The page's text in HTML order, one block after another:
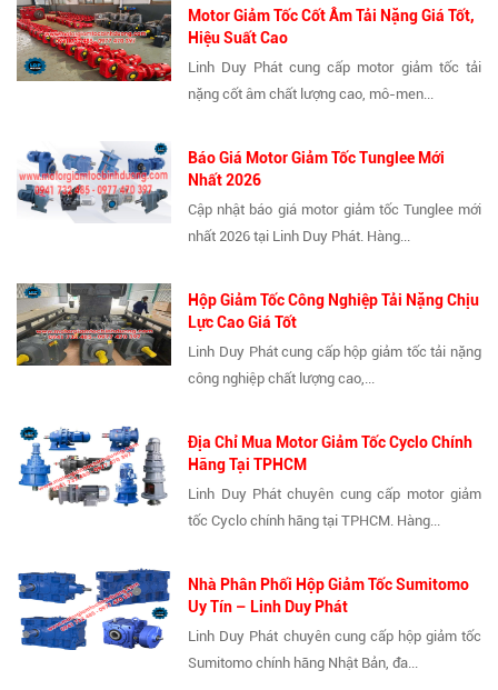
Motor Giảm Tốc Cốt Âm Tải Nặng Giá Tốt,
Hiệu Suất Cao
Linh Duy Phát cung cấp motor giảm tốc tải
nặng cốt âm chất lượng cao, mô-men...
Báo Giá Motor Giảm Tốc Tunglee Mới
Nhất 2026
Cập nhật báo giá motor giảm tốc Tunglee mới
nhất 2026 tại Linh Duy Phát. Hàng...
Hộp Giảm Tốc Công Nghiệp Tải Nặng Chịu
Lực Cao Giá Tốt
Linh Duy Phát cung cấp hộp giảm tốc tải nặng
công nghiệp chất lượng cao,...
Địa Chỉ Mua Motor Giảm Tốc Cyclo Chính
Hãng Tại TPHCM
Linh Duy Phát chuyên cung cấp motor giảm
tốc Cyclo chính hãng tại TPHCM. Hàng...
Nhà Phân Phối Hộp Giảm Tốc Sumitomo
Uy Tín – Linh Duy Phát
Linh Duy Phát chuyên cung cấp hộp giảm tốc
Sumitomo chính hãng Nhật Bản, đa...